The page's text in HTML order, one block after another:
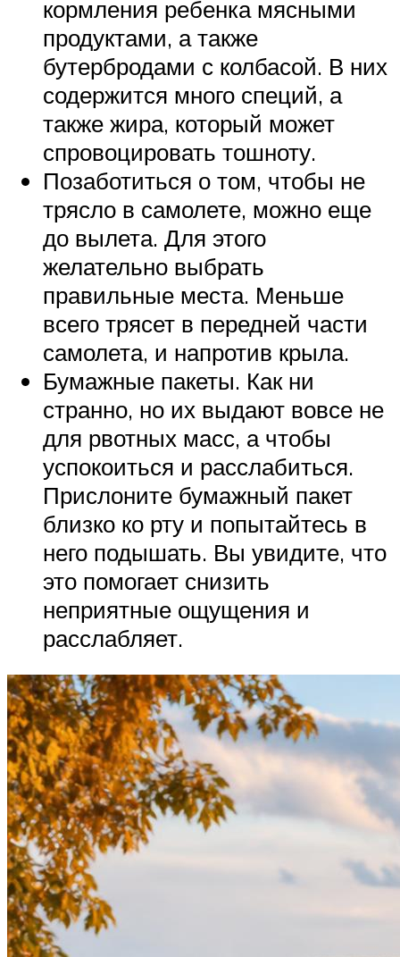
кормления ребенка мясными
продуктами, а также
бутербродами с колбасой. В них
содержится много специй, а
также жира, который может
спровоцировать тошноту.
Позаботиться о том, чтобы не
трясло в самолете, можно еще
до вылета. Для этого
желательно выбрать
правильные места. Меньше
всего трясет в передней части
самолета, и напротив крыла.
Бумажные пакеты. Как ни
странно, но их выдают вовсе не
для рвотных масс, а чтобы
успокоиться и расслабиться.
Прислоните бумажный пакет
близко ко рту и попытайтесь в
него подышать. Вы увидите, что
это помогает снизить
неприятные ощущения и
расслабляет.